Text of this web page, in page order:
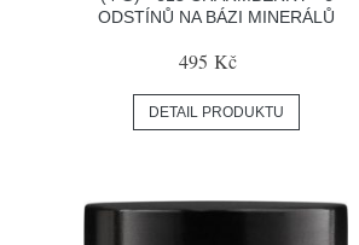
ODSTÍNŮ NA BÁZI MINERÁLŮ
495 Kč
DETAIL PRODUKTU